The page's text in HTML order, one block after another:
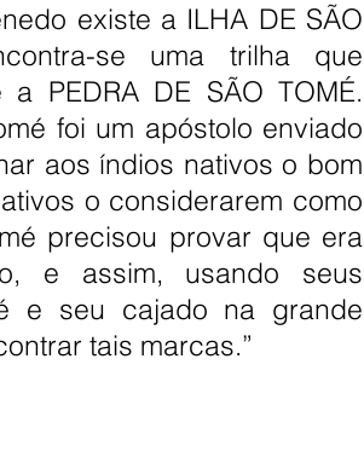
existe a ILHA DE SÃO
se uma trilha que
PEDRA DE SÃO TOMÉ.
foi um apóstolo enviado
aos índios nativos o bom
o considerarem como
precisou provar que era
e assim, usando seus
e seu cajado na grande
tais marcas.”